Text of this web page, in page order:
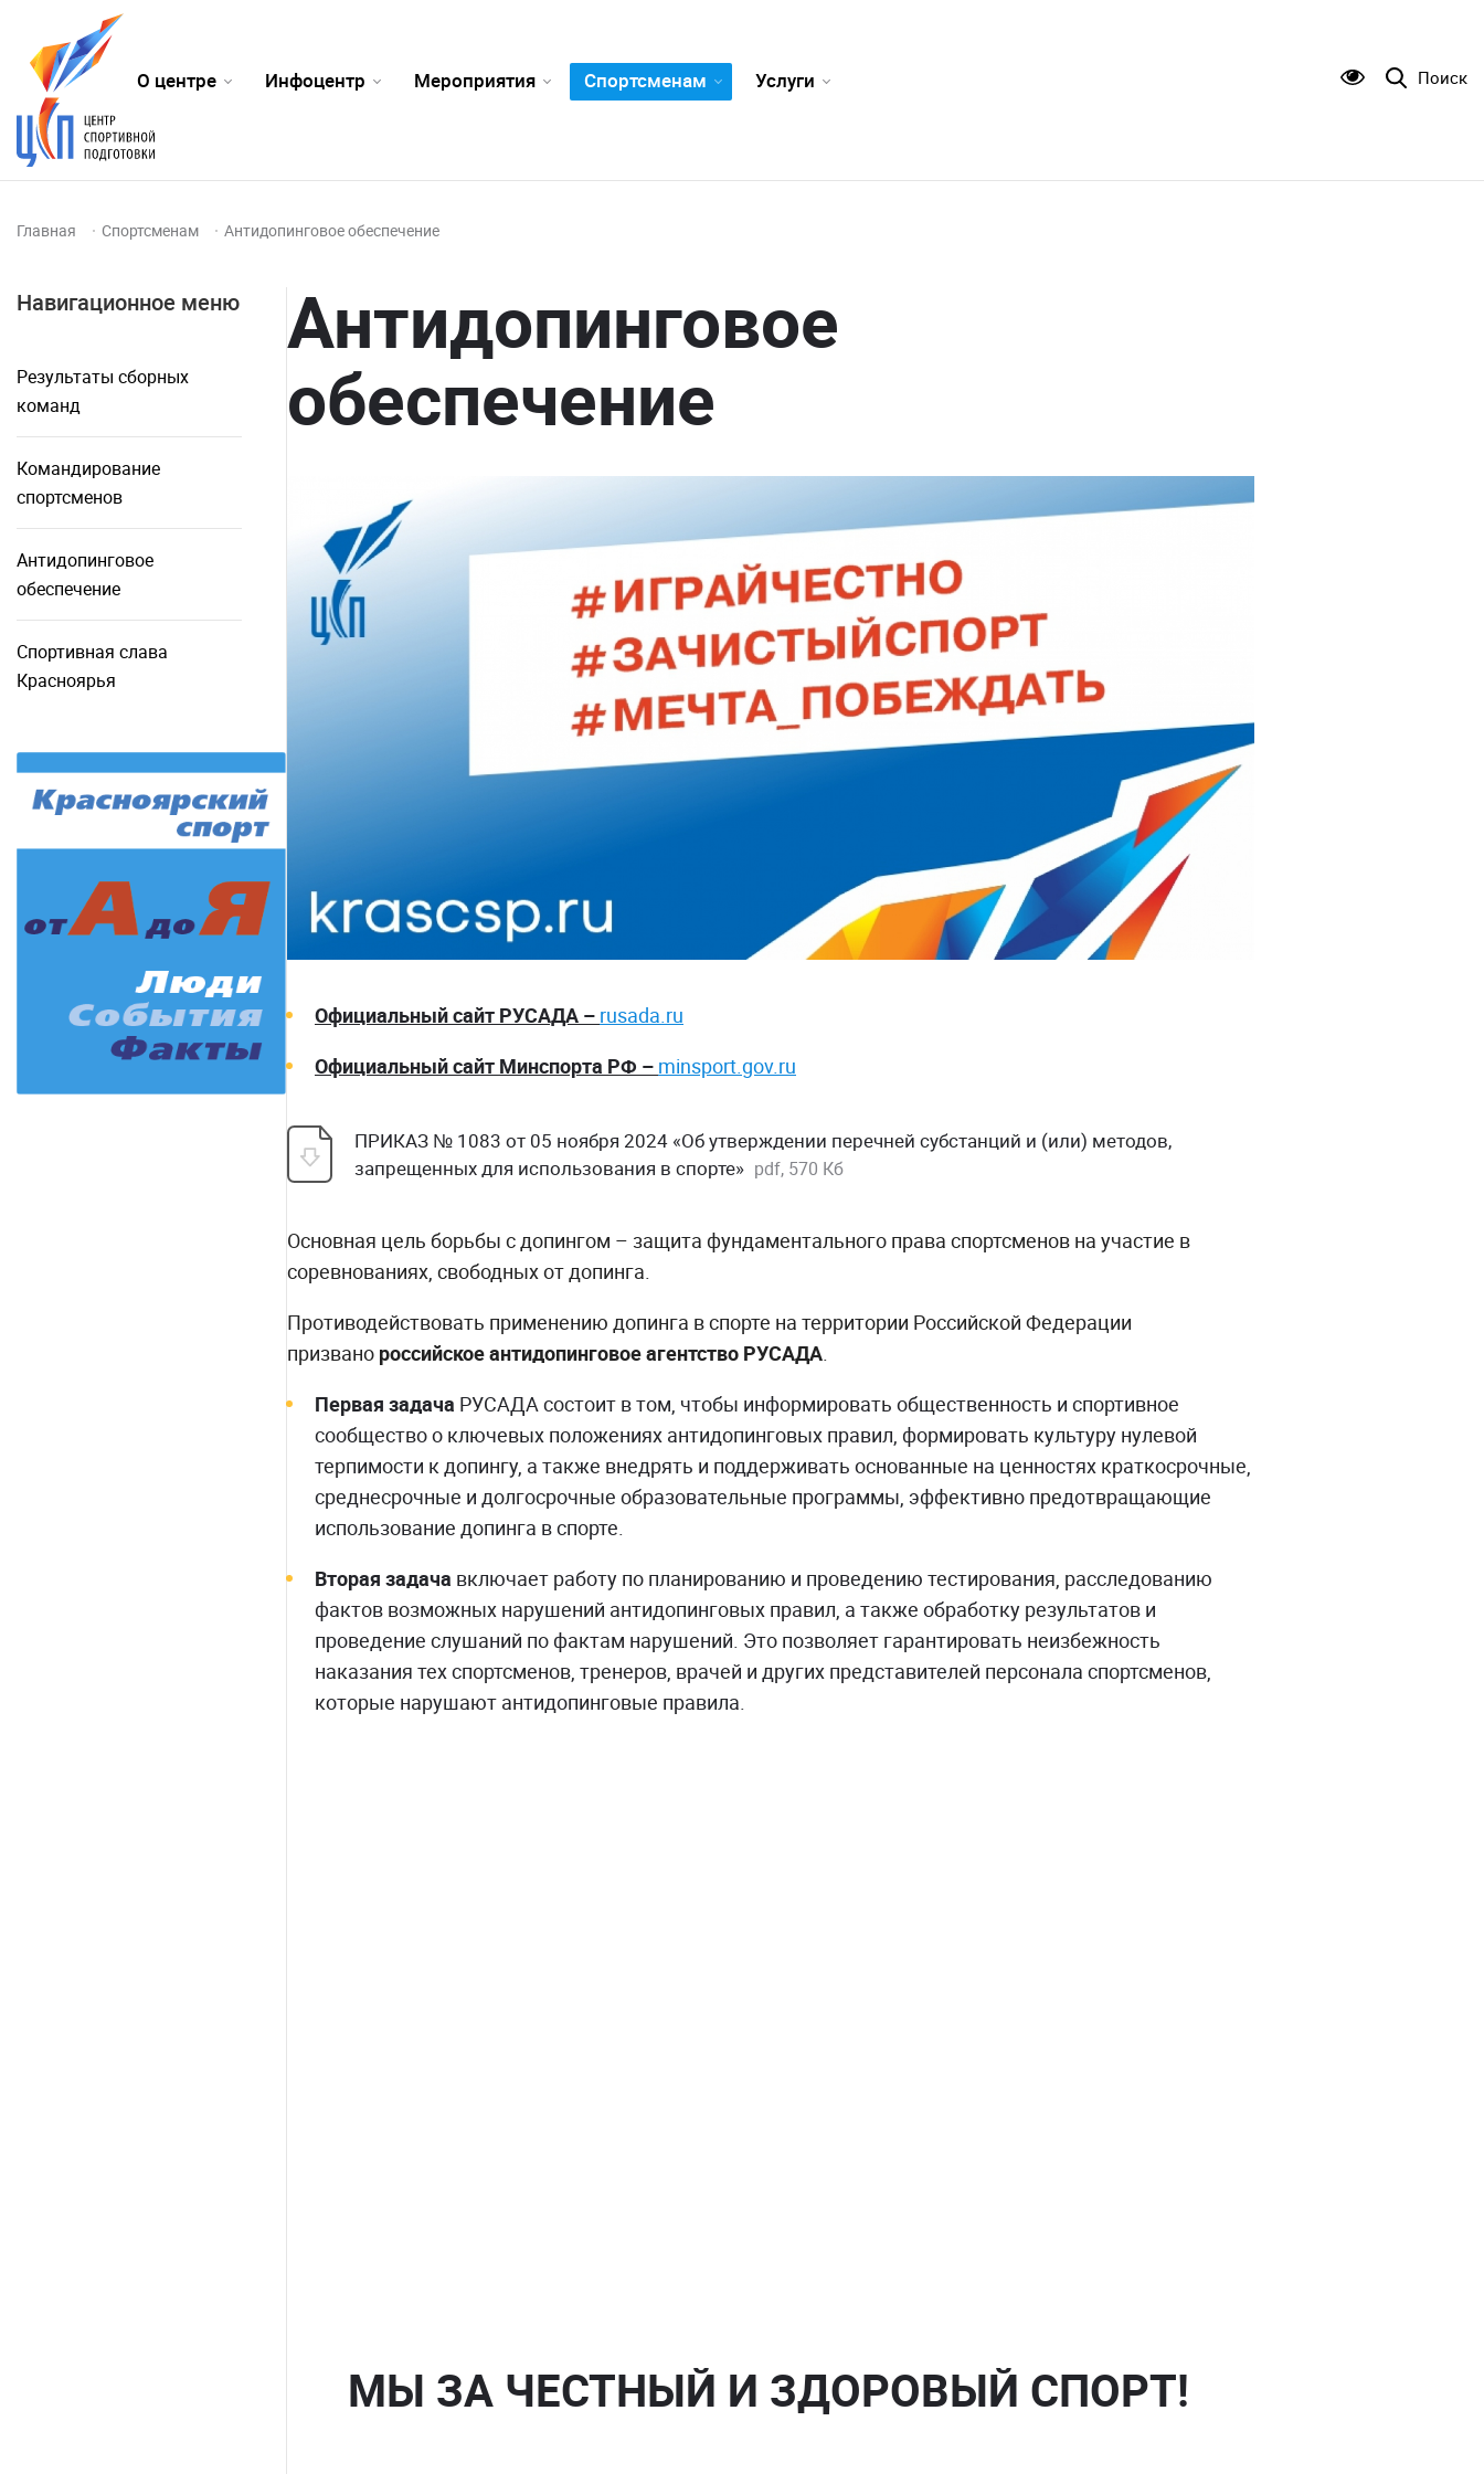
О центре Инфоцентр Мероприятия Спортсменам Услуги Поиск
Главная Спортсменам Антидопинговое обеспечение
Навигационное меню
Результаты сборных
команд
Командирование
спортсменов
Антидопинговое
обеспечение
Спортивная слава
Красноярья
Антидопинговое
обеспечение
Официальный сайт РУСАДА – rusada.ru
Официальный сайт Минспорта РФ – minsport.gov.ru
ПРИКАЗ № 1083 от 05 ноября 2024 «Об утверждении перечней субстанций и (или) методов,
запрещенных для использования в спорте» pdf, 570 Кб
Основная цель борьбы с допингом – защита фундаментального права спортсменов на участие в
соревнованиях, свободных от допинга.
Противодействовать применению допинга в спорте на территории Российской Федерации
призвано российское антидопинговое агентство РУСАДА.
Первая задача РУСАДА состоит в том, чтобы информировать общественность и спортивное
сообщество о ключевых положениях антидопинговых правил, формировать культуру нулевой
терпимости к допингу, а также внедрять и поддерживать основанные на ценностях краткосрочные,
среднесрочные и долгосрочные образовательные программы, эффективно предотвращающие
использование допинга в спорте.
Вторая задача включает работу по планированию и проведению тестирования, расследованию
фактов возможных нарушений антидопинговых правил, а также обработку результатов и
проведение слушаний по фактам нарушений. Это позволяет гарантировать неизбежность
наказания тех спортсменов, тренеров, врачей и других представителей персонала спортсменов,
которые нарушают антидопинговые правила.
МЫ ЗА ЧЕСТНЫЙ И ЗДОРОВЫЙ СПОРТ!